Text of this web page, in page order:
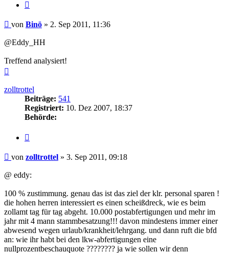
Beitrag
von Binö » 2. Sep 2011, 11:36
@Eddy_HH
Treffend analysiert!
zolltrottel
Beiträge: 541
Registriert: 10. Dez 2007, 18:37
Behörde:
Beitrag
von zolltrottel » 3. Sep 2011, 09:18
@ eddy:
100 % zustimmung. genau das ist das ziel der klr. personal sparen !
die hohen herren interessiert es einen scheißdreck, wie es beim
zollamt tag für tag abgeht. 10.000 postabfertigungen und mehr im
jahr mit 4 mann stammbesatzung!!! davon mindestens immer einer
abwesend wegen urlaub/krankheit/lehrgang. und dann ruft die bfd
an: wie ihr habt bei den lkw-abfertigungen eine
nullprozentbeschauquote ???????? ja wie sollen wir denn